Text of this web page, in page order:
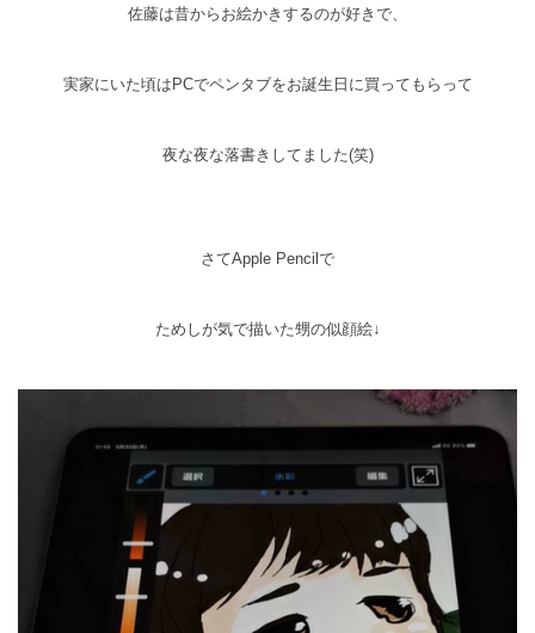
佐藤は昔からお絵かきするのが好きで、
実家にいた頃はPCでペンタブをお誕生日に買ってもらって
夜な夜な落書きしてました(笑)
さてApple Pencilで
ためしが気で描いた甥の似顔絵↓